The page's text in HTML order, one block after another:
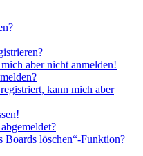
aber nicht anmelden!
kann mich aber
Boards löschen“-Funktion?